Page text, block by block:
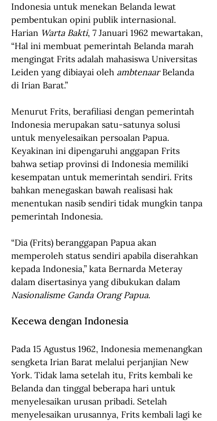
Indonesia untuk menekan Belanda lewat
pembentukan opini publik internasional.
Harian Warta Bakti, 7 Januari 1962 mewartakan,
“Hal ini membuat pemerintah Belanda marah
mengingat Frits adalah mahasiswa Universitas
Leiden yang dibiayai oleh ambtenaar Belanda
di Irian Barat.”
Menurut Frits, berafiliasi dengan pemerintah
Indonesia merupakan satu-satunya solusi
untuk menyelesaikan persoalan Papua.
Keyakinan ini dipengaruhi anggapan Frits
bahwa setiap provinsi di Indonesia memiliki
kesempatan untuk memerintah sendiri. Frits
bahkan menegaskan bawah realisasi hak
menentukan nasib sendiri tidak mungkin tanpa
pemerintah Indonesia.
“Dia (Frits) beranggapan Papua akan
memperoleh status sendiri apabila diserahkan
kepada Indonesia,” kata Bernarda Meteray
dalam disertasinya yang dibukukan dalam
Nasionalisme Ganda Orang Papua.
Kecewa dengan Indonesia
Pada 15 Agustus 1962, Indonesia memenangkan
sengketa Irian Barat melalui perjanjian New
York. Tidak lama setelah itu, Frits kembali ke
Belanda dan tinggal beberapa hari untuk
menyelesaikan urusan pribadi. Setelah
menyelesaikan urusannya, Frits kembali lagi ke